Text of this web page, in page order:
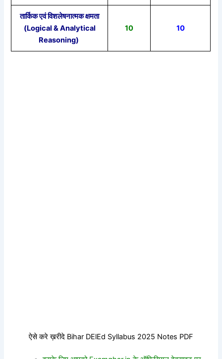
तार्किक एवं विशलेषनात्मक क्षमता
(Logical & Analytical
Reasoning)
10 10
ऐसे करे ख़रीदे Bihar DElEd Syllabus 2025 Notes PDF